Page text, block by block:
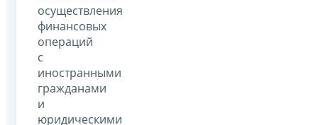
осуществления
финансовых
операций
с
иностранными
гражданами
и
юридическими